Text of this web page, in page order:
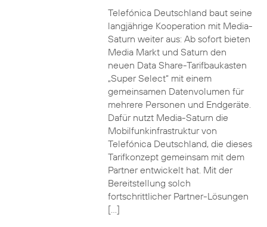
Telefónica Deutschland baut seine
langjährige Kooperation mit Media-
Saturn weiter aus: Ab sofort bieten
Media Markt und Saturn den
neuen Data Share-Tarifbaukasten
„Super Select“ mit einem
gemeinsamen Datenvolumen für
mehrere Personen und Endgeräte.
Dafür nutzt Media-Saturn die
Mobilfunkinfrastruktur von
Telefónica Deutschland, die dieses
Tarifkonzept gemeinsam mit dem
Partner entwickelt hat. Mit der
Bereitstellung solch
fortschrittlicher Partner-Lösungen
[…]